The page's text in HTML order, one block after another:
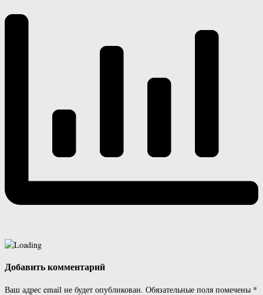
Добавить комментарий
Ваш адрес email не будет опубликован. Обязательные поля помечены *